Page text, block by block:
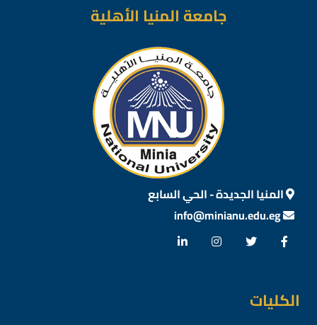
جامعة المنيا الأهلية
المنيا الجديدة - الحي السابع
الكليات